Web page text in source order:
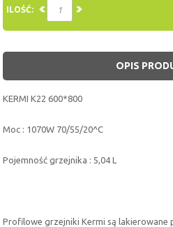
ILOŚĆ:
OPIS
KERMI K22 600*800
Moc : 1070W 70/55/20^C
Pojemność grzejnika : 5,04 L
Profilowe grzejniki Kermi są lakierowane